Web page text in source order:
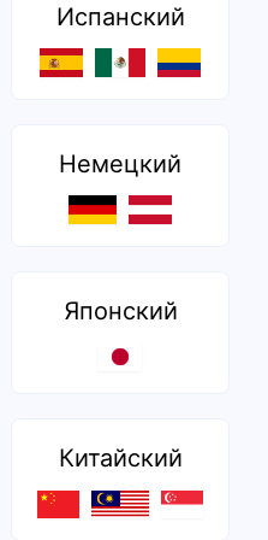
Испанский
Немецкий
Японский
Китайский